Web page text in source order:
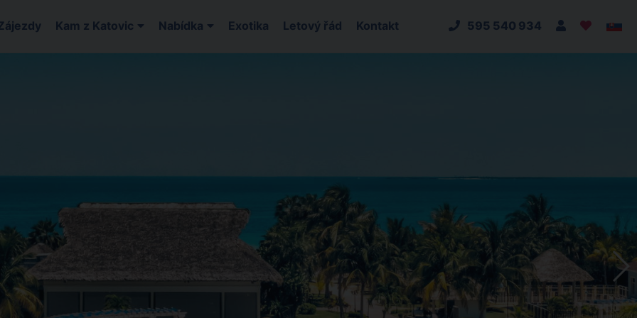
Kam z Katovic Nabídka Exotika Letový řád Kontakt 595 540 934